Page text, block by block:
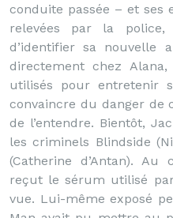
conduite passée – et ses
relevées par la police,
d’identifier sa nouvelle
directement chez
utilisés pour entretenir
convaincre du danger de
de l’entendre. Bientôt,
les criminels Blindside
(Catherine d’Antan).
reçut le sérum utilisé
vue. Lui-même exposé